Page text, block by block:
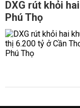
DXG rút khỏi
Phú Thọ